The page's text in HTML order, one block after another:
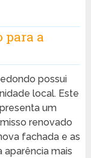
para a
possui
local. Este
um
renovado
fachada e as
mais